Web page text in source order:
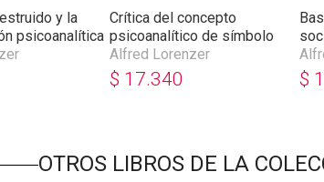
y la
psicoanalítica
Crítica del concepto
psicoanalítico de símbolo
Alfred Lorenzer
$ 17.340 $
OTROS LIBROS DE LA